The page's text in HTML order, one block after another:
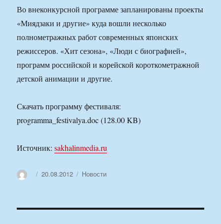
Во внеконкурсной программе запланированы проекты
«Миядзаки и другие» куда вошли несколько
полнометражных работ современных японских
режиссеров. «Хит сезона», «Люди с биографией»,
программ российской и корейской короткометражной
детской анимации и другие.
Скачать программу фестиваля:
programma_festivalya.doc (128.00 KB)
Источник:sakhalinmedia.ru
АвторОпубликовано
20.08.2012 Рубрики
Новости